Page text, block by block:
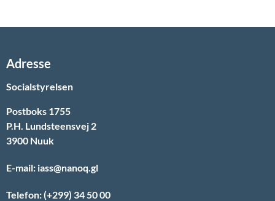
Adresse
Socialstyrelsen
Postboks 1755
P.H. Lundsteensvej 2
3900 Nuuk
E-mail: iass@nanoq.gl
Telefon: (+299) 34 50 00